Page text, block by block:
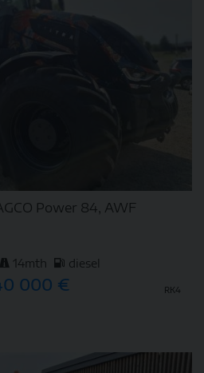
Power 84, AWF
14mth diesel
000 € RK4